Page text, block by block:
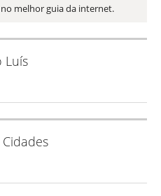
melhor guia da internet.
Luís